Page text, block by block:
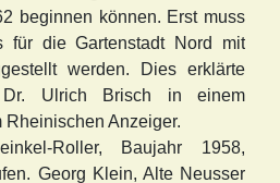
beginnen können. Erst muss
für die Gartenstadt Nord mit
werden. Dies erklärte
Dr. Ulrich Brisch in einem
Rheinischen Anzeiger.
Roller, Baujahr 1958,
Georg Klein, Alte Neusser